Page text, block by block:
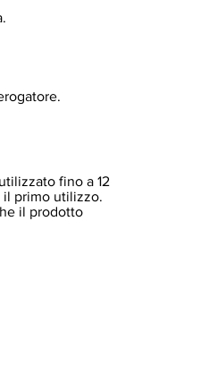
fino a 12
il primo utilizzo.
il prodotto